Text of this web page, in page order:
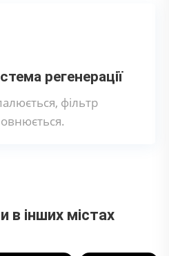
регенерації
фільтр
в інших містах